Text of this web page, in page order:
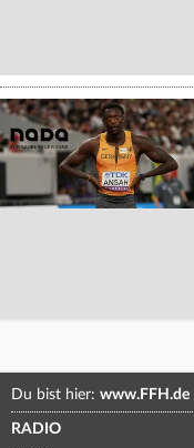
Du bist hier: www.FFH.de
RADIO